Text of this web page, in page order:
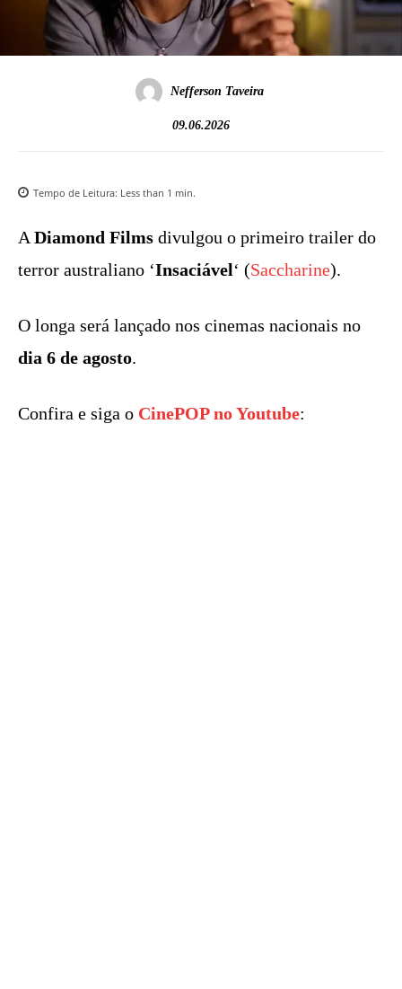
Nefferson Taveira
09.06.2026
Tempo de Leitura: Less than 1 min.
ADiamond Films divulgou o primeiro trailer do
terror australiano ‘Insaciável‘ (Saccharine).
O longa será lançado nos cinemas nacionais no
dia 6 de agosto.
Confira e siga o CinePOP no Youtube: